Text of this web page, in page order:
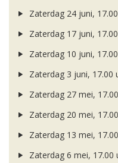
Zaterdag 24 juni,
Zaterdag 17 juni,
Zaterdag 10 juni,
Zaterdag 3 juni, 17.00
Zaterdag 27 mei,
Zaterdag 20 mei,
Zaterdag 13 mei,
Zaterdag 6 mei, 17.00